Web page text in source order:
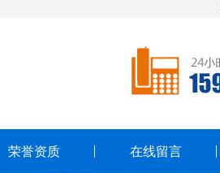
荣誉资质 在线留言